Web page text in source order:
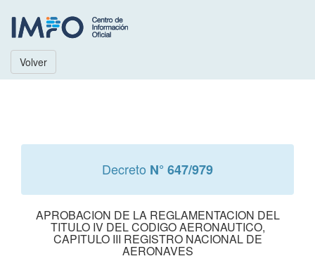
Volver
Decreto N° 647/979
APROBACION DE LA REGLAMENTACION DEL
TITULO IV DEL CODIGO AERONAUTICO,
CAPITULO III REGISTRO NACIONAL DE
AERONAVES